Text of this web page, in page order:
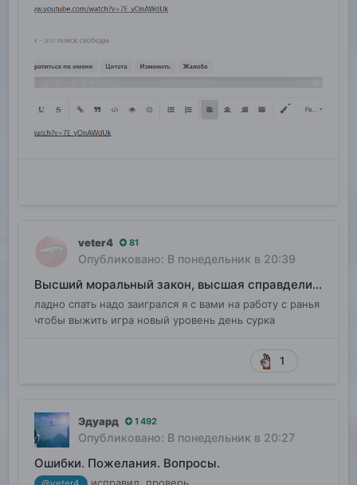
veter4 81
Опубликовано: В понедельник в 20:39
Высший моральный закон, высшая справделивость
ладно спать надо заигрался я с вами на работу с ранья
чтобы выжить игра новый уровень день сурка
1
Эдуард 1 492
Опубликовано: В понедельник в 20:27
Ошибки. Пожелания. Вопросы.